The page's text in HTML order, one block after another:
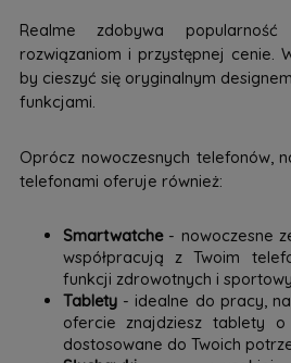
Realme zdobywa popularność
rozwiązaniom i przystępnej cenie.
by cieszyć się oryginalnym
funkcjami.
Oprócz nowoczesnych telefonów,
telefonami oferuje również:
Smartwatche- nowoczesne
współpracują z Twoim
funkcji zdrowotnych i
Tablety- idealne do pracy,
ofercie znajdziesz tablety
dostosowane do Twoich